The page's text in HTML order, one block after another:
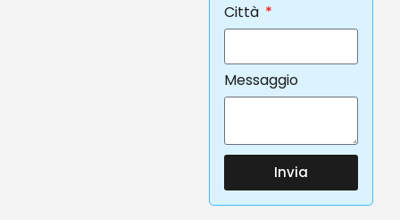
Città
Messaggio
Invia